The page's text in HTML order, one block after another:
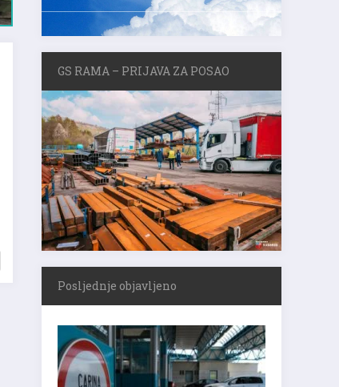
GS RAMA – PRIJAVA ZA POSAO
Posljednje objavljeno